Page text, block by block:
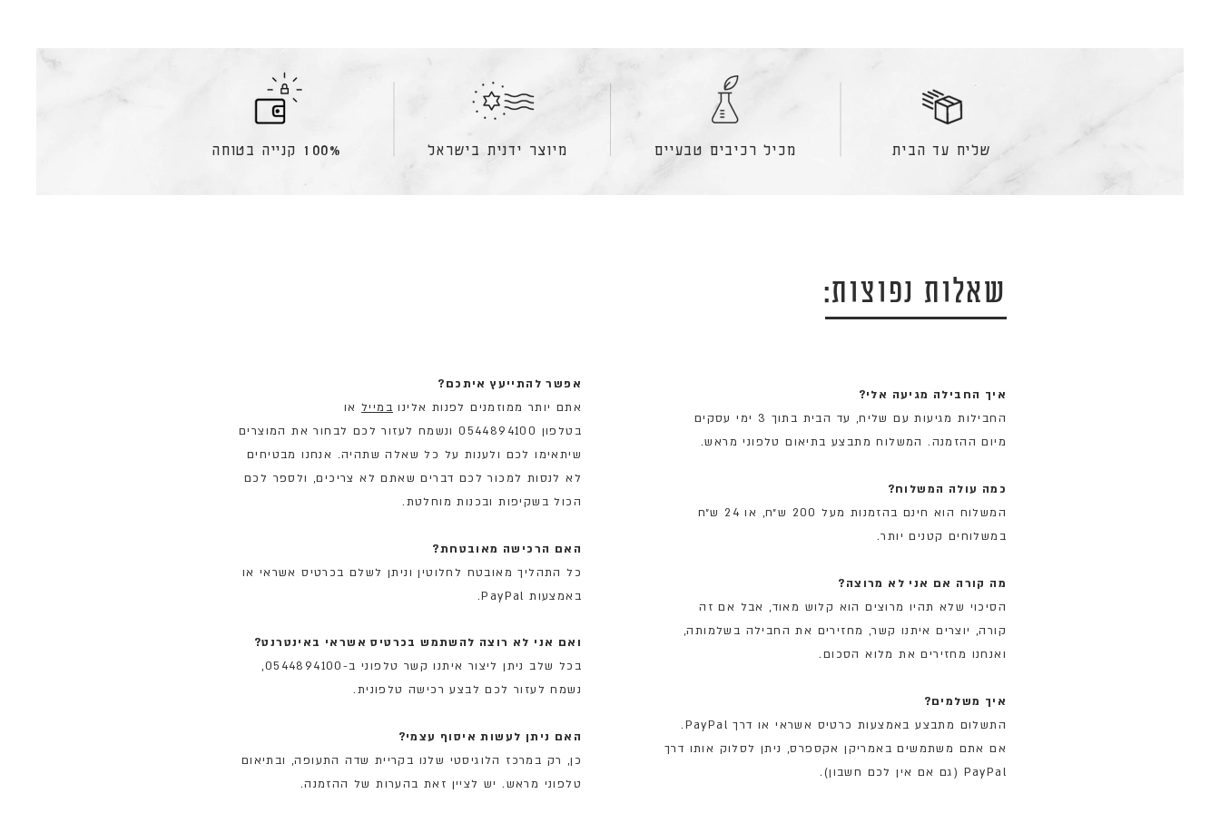
מיוצר ידנית בישראל מכיל רכיבים טבעיים שליח עד הבית 100% קנייה בטוחה
שאלות נפוצות:
אפשר להתייעץ איתכם?
אתם יותר ממוזמנים לפנות אלינו במייל או
בטלפון 0544894100 ונשמח לעזור לכם לבחור את המוצרים
שיתאימו לכם ולענות על כל שאלה שתהיה. אנחנו מבטיחים
לא לנסות למכור לכם דברים שאתם לא צריכים, ולספר לכם
הכול בשקיפות ובכנות מוחלטת.
האם הרכישה מאובטחת?
כל התהליך מאובטח לחלוטין וניתן לשלם בכרטיס אשראי או
באמצעות PayPal.
ואם אני לא רוצה להשתמש בכרטיס אשראי באינטרנט?
בכל שלב ניתן ליצור איתנו קשר טלפוני ב-0544894100
,
נשמח לעזור לכם לבצע רכישה טלפונית.
האם ניתן לעשות איסוף עצמי?
כן, רק במרכז הלוגיסטי שלנו בקריית שדה התעופה, ובתיאום
טלפוני מראש. יש לציין זאת בהערות של ההזמנה.
איך החבילה מגיעה אלי?
החבילות מגיעות עם שליח, עד הבית בתוך 3 ימי עסקים
מיום ההזמנה. המשלוח מתבצע בתיאום טלפוני מראש.
כמה עולה המשלוח?
המשלוח הוא חינם בהזמנות מעל 200 ש״ח, או 24 ש״ח
במשלוחים קטנים יותר.
מה קורה אם אני לא מרוצה?
הסיכוי שלא תהיו מרוצים הוא קלוש מאוד, אבל אם זה
קורה, יוצרים איתנו קשר, מחזירים את החבילה בשלמותה,
ואנחנו מחזירים את מלוא הסכום.
איך משלמים?
התשלום מתבצע באמצעות כרטיס אשראי או דרך PayPal.
אם אתם משתמשים באמריקן אקספרס, ניתן לסלוק אותו דרך
PayPal (גם אם אין לכם חשבון).